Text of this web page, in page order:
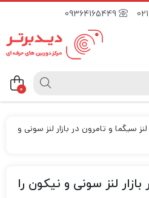
09364165449
0
لنز سیگما و تامرون در بازار لنز سونی و
لنز سونی و نیکون را